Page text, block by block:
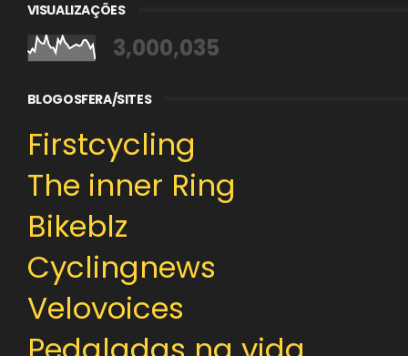
VISUALIZAÇÕES
3,000,035
BLOGOSFERA/SITES
Firstcycling
The inner Ring
Bikeblz
Cyclingnews
Velovoices